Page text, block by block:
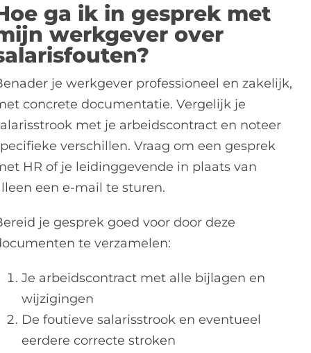
ga ik in gesprek met
werkgever over
je werkgever professioneel en zakelijk,
concrete documentatie. Vergelijk je
met je arbeidscontract en noteer
verschillen. Vraag om een gesprek
HR of je leidinggevende in plaats van
een e-mail te sturen.
je gesprek goed voor door deze
te verzamelen:
Je arbeidscontract met alle bijlagen en
wijzigingen
De foutieve salarisstrook en eventueel
eerdere correcte stroken